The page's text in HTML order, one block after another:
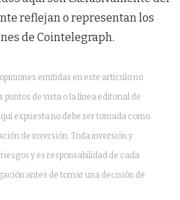
reflejan o representan los
de Cointelegraph.
emitidas en este artículo no
de vista o la línea editorial de
expuesta no debe ser tomada como
de inversión. Toda inversión y
y es responsabilidad de cada
antes de tomar una decisión de